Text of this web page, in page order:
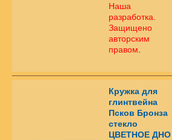
Наша
разработка.
Защищено
авторским
правом
Кружка для
глинтвейна
Псков Бронза
стекло
ЦВЕТНОЕ ДНО